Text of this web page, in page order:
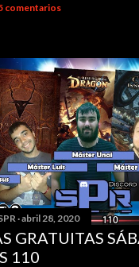
comentarios
abril 28, 2020
GRATUITAS
110